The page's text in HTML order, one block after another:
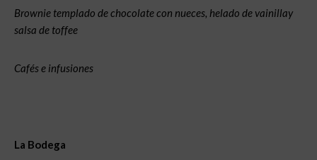
Brownie templado de chocolate con nueces, helado de vainillay
salsa de toffee
Cafés e infusiones
La Bodega